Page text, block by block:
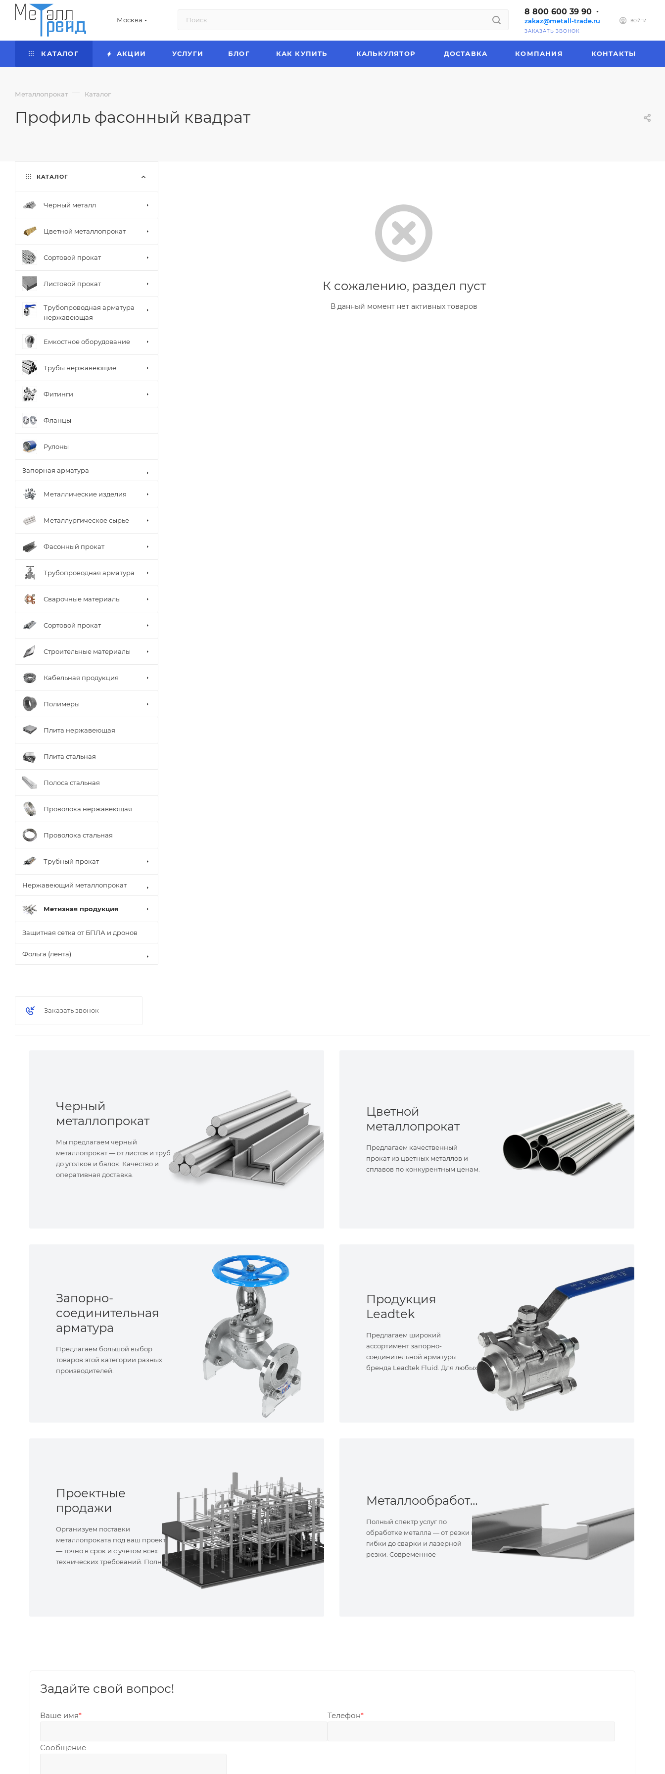
Москва
8 800 600 39 90
zakaz@metall-trade.ru
ЗАКАЗАТЬ ЗВОНОК
ВОЙТИ
КАТАЛОГ АКЦИИ УСЛУГИ БЛОГ КАК КУПИТЬ КАЛЬКУЛЯТОР ДОСТАВКА КОМПАНИЯ КОНТАКТЫ
Металлопрокат — Каталог
Профиль фасонный квадрат
К сожалению, раздел пуст
В данный момент нет активных товаров
КАТАЛОГ
Черный металл
Цветной металлопрокат
Сортовой прокат
Листовой прокат
Трубопроводная арматура
нержавеющая
Емкостное оборудование
Трубы нержавеющие
Фитинги
Фланцы
Рулоны
Запорная арматура
Металлические изделия
Металлургическое сырье
Фасонный прокат
Трубопроводная арматура
Сварочные материалы
Сортовой прокат
Строительные материалы
Кабельная продукция
Полимеры
Плита нержавеющая
Плита стальная
Полоса стальная
Проволока нержавеющая
Проволока стальная
Трубный прокат
Нержавеющий металлопрокат
Метизная продукция
Защитная сетка от БПЛА и дронов
Фольга (лента)
Заказать звонок
Черный
металлопрокат
Мы предлагаем черный
металлопрокат — от листов и труб
до уголков и балок. Качество и
оперативная доставка.
Цветной
металлопрокат
Предлагаем качественный
прокат из цветных металлов и
сплавов по конкурентным ценам.
Запорно-
соединительная
арматура
Предлагаем большой выбор
товаров этой категории разных
производителей.
Продукция
Leadtek
Предлагаем широкий
ассортимент запорно-
соединительной арматуры
бренда Leadtek Fluid. Для любых
Проектные
продажи
Организуем поставки
металлопроката под ваш проект
— точно в срок и с учётом всех
технических требований. Полное
Металлообработка
Полный спектр услуг по
обработке металла — от резки и
гибки до сварки и лазерной
резки. Современное
Задайте свой вопрос!
Ваше имя* Телефон*
Сообщение